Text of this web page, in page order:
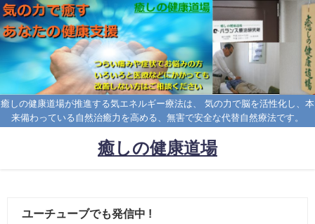
癒しの健康道場が推進する気エネルギー療法は、 気の力で脳を活性化し、本
来備わっている自然治癒力を高める、無害で安全な代替自然療法です。
癒しの健康道場
ユーチューブでも発信中 !